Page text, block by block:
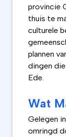
provincie
thuis te
culturele
plannen
dingen
Ede.
Wat
Gelegen
omringd